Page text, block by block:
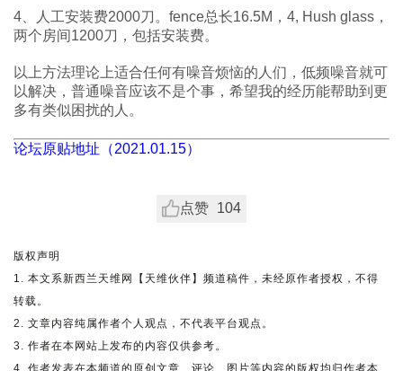
4、人工安装费2000刀。fence总长16.5M，4, Hush glass，
两个房间1200刀，包括安装费。
以上方法理论上适合任何有噪音烦恼的人们，低频噪音就可
以解决，普通噪音应该不是个事，希望我的经历能帮助到更
多有类似困扰的人。
论坛原贴地址（2021.01.15）
点赞 104
版权声明
1. 本文系新西兰天维网【天维伙伴】频道稿件，未经原作者授权，不得
转载。
2. 文章内容纯属作者个人观点，不代表平台观点。
3. 作者在本网站上发布的内容仅供参考。
4. 作者发表在本频道的原创文章、评论、图片等内容的版权均归作者本